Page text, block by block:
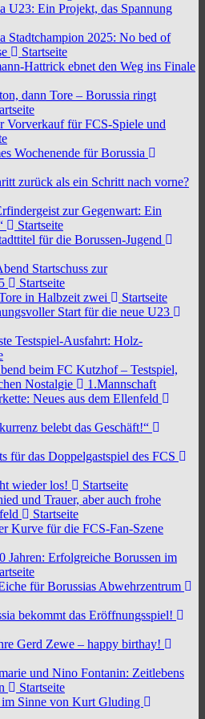
U23: Ein Projekt, das Spannung
Stadtchampion 2025: No bed of
Startseite
Hattrick ebnet den Weg ins Finale
dann Tore – Borussia ringt
Vorverkauf für FCS-Spiele und
Wochenende für Borussia
zurück als ein Schritt nach vorne?
zur Gegenwart: Ein
Startseite
für die Borussen-Jugend
Startschuss zur
Startseite
in Halbzeit zwei
Startseite
Start für die neue U23
Testspiel-Ausfahrt: Holz-
beim FC Kutzhof – Testspiel,
Nostalgie
1.Mannschaft
Neues aus dem Ellenfeld
belebt das Geschäft!“
für das Doppelgastspiel des FCS
wieder los!
Startseite
und Trauer, aber auch frohe
Startseite
Kurve für die FCS-Fan-Szene
Jahren: Erfolgreiche Borussen im
für Borussias Abwehrzentrum
bekommt das Eröffnungsspiel!
Gerd Zewe – happy birthay!
und Nino Fontanin: Zeitlebens
Startseite
im Sinne von Kurt Gluding